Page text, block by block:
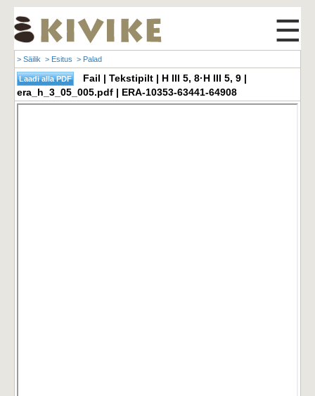
☰
> Säilik > Esitus > Palad
Fail | Tekstipilt | H III 5, 8·H III 5, 9 |
era_h_3_05_005.pdf | ERA-10353-63441-64908